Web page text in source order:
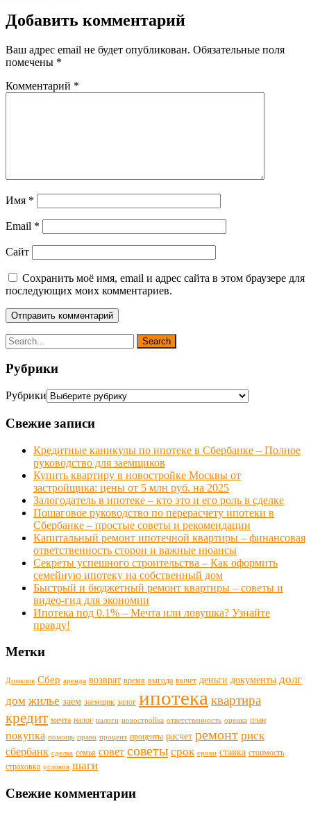
Добавить комментарий
Ваш адрес email не будет опубликован. Обязательные поля
помечены *
Комментарий *
Имя *
Email *
Сайт
Сохранить моё имя, email и адрес сайта в этом браузере для
последующих моих комментариев.
Рубрики
Рубрики
Свежие записи
Кредитные каникулы по ипотеке в Сбербанке – Полное
руководство для заемщиков
Купить квартиру в новостройке Москвы от
застройщика: цены от 5 млн руб. на 2025
Залогодатель в ипотеке – кто это и его роль в сделке
Пошаговое руководство по перерасчету ипотеки в
Сбербанке – простые советы и рекомендации
Капитальный ремонт ипотечной квартиры – финансовая
ответственность сторон и важные нюансы
Секреты успешного строительства – Как оформить
семейную ипотеку на собственный дом
Быстрый и бюджетный ремонт квартиры – советы и
видео-гид для экономии
Ипотека под 0.1% – Мечта или ловушка? Узнайте
правду!
Метки
Домклик Сбер аренда возврат время выгода вычет деньги документы долг
дом жилье заем заемщик залог ипотека квартира
кредит мечта налог налоги новостройка ответственность оценка план
покупка помощь право процент проценты расчет ремонт риск
сбербанк сделка семья совет советы срок сроки ставка стоимость
страховка условия шаги
Свежие комментарии